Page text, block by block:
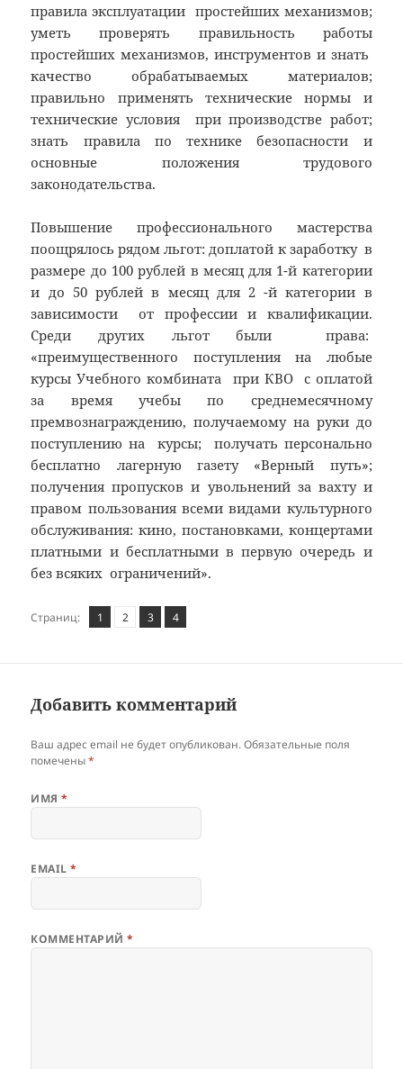
правила эксплуатации простейших механизмов;
уметь проверять правильность работы
простейших механизмов, инструментов и знать
качество обрабатываемых материалов;
правильно применять технические нормы и
технические условия при производстве работ;
знать правила по технике безопасности и
основные положения трудового
законодательства.
Повышение профессионального мастерства
поощрялось рядом льгот: доплатой к заработку в
размере до 100 рублей в месяц для 1-й категории
и до 50 рублей в месяц для 2 -й категории в
зависимости от профессии и квалификации.
Среди других льгот были права:
«преимущественного поступления на любые
курсы Учебного комбината при КВО с оплатой
за время учебы по среднемесячному
премвознаграждению, получаемому на руки до
поступлению на курсы; получать персонально
бесплатно лагерную газету «Верный путь»;
получения пропусков и увольнений за вахту и
правом пользования всеми видами культурного
обслуживания: кино, постановками, концертами
платными и бесплатными в первую очередь и
без всяких ограничений».
Страниц: Страница
1 ,
Страница
2 ,
Страница
3 ,
Страница
4
Добавить комментарий
Ваш адрес email не будет опубликован. Обязательные поля
помечены*
ИМЯ*
EMAIL*
КОММЕНТАРИЙ*